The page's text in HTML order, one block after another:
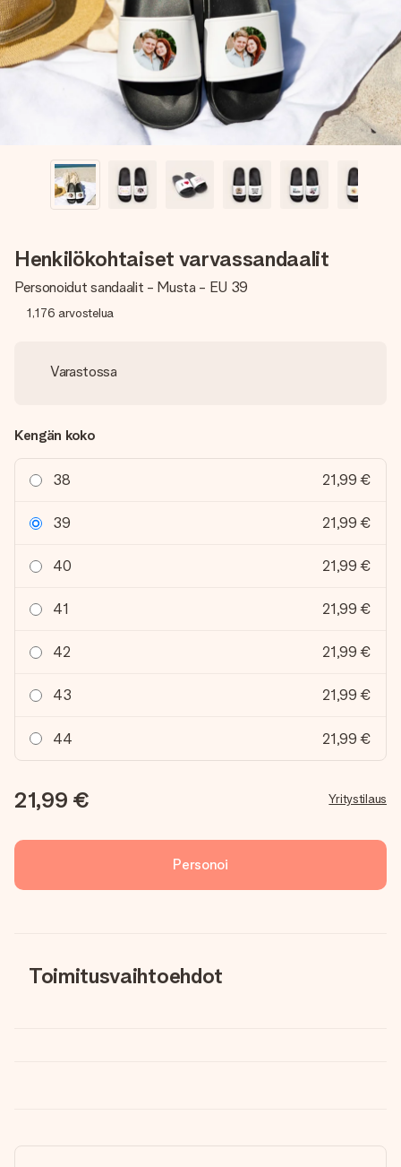
nopeammin kuin ehdit sanoa “yllätys!”
Henkilökohtaiset varvassandaalit
Personoidut sandaalit - Musta - EU 39
1,176 arvostelua
Varastossa
Kengän koko
38 21,99 €
39 21,99 €
40 21,99 €
41 21,99 €
42 21,99 €
43 21,99 €
44 21,99 €
21,99 € Yritystilaus
Personoi
Toimitusvaihtoehdot